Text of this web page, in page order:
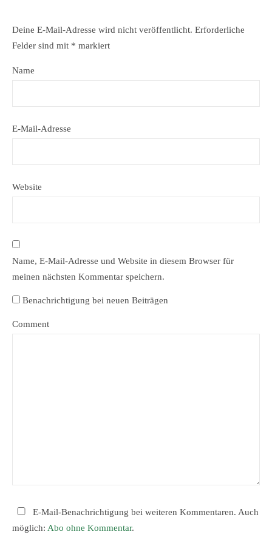
Deine E-Mail-Adresse wird nicht veröffentlicht. Erforderliche
Felder sind mit * markiert
Name
E-Mail-Adresse
Website
Name, E-Mail-Adresse und Website in diesem Browser für
meinen nächsten Kommentar speichern.
Benachrichtigung bei neuen Beiträgen
Comment
E-Mail-Benachrichtigung bei weiteren Kommentaren. Auch
möglich: Abo ohne Kommentar.